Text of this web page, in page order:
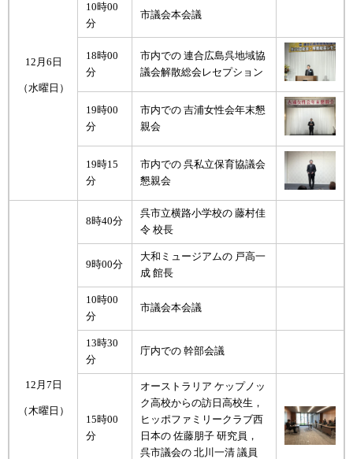
12月6日
（水曜日）
10時00
分
市議会本会議
18時00
分
市内での 連合広島呉地域協
議会解散総会レセプション
19時00
分
市内での 吉浦女性会年末懇
親会
19時15
分
市内での 呉私立保育協議会
懇親会
12月7日
（木曜日）
8時40分
呉市立横路小学校の 藤村佳
令 校長
9時00分
大和ミュージアムの 戸高一
成 館長
10時00
分
市議会本会議
13時30
分
庁内での 幹部会議
15時00
分
オーストラリア ケップノッ
ク高校からの訪日高校生，
ヒッポファミリークラブ西
日本の 佐藤朋子 研究員，
呉市議会の 北川一清 議員